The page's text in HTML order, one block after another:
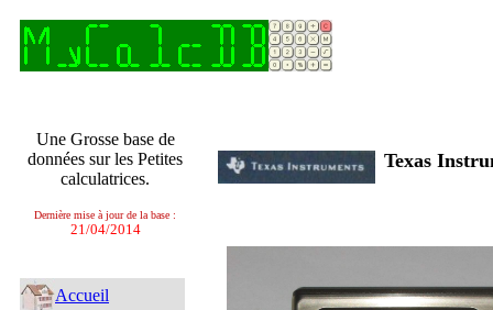
Une Grosse base de
données sur les Petites
calculatrices.
Dernière mise à jour de la base :
21/04/2014
Accueil
Texas